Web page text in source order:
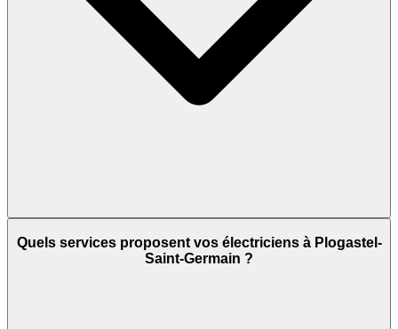
Quels services proposent vos électriciens à Plogastel-
Saint-Germain ?